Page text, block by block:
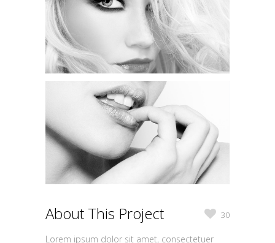
About This Project
Lorem ipsum dolor sit amet, consectetuer
30